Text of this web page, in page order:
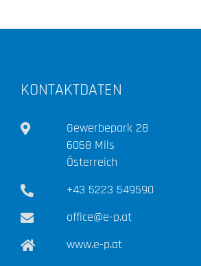
KONTAKTDATEN
Gewerbepark 28
6068 Mils
Österreich
+43 5223 549590
office@e-p.at
www.e-p.at